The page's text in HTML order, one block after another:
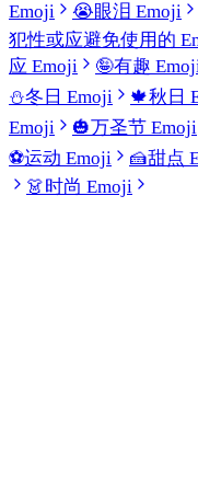
Emoji
😭眼泪 Emoji
犯性或应避免使用的
应 Emoji
🤪有趣
⛄冬日 Emoji 🍁秋日
Emoji
🎃万圣节 Emoji
⚽运动 Emoji 🍰甜点
👗时尚 Emoji